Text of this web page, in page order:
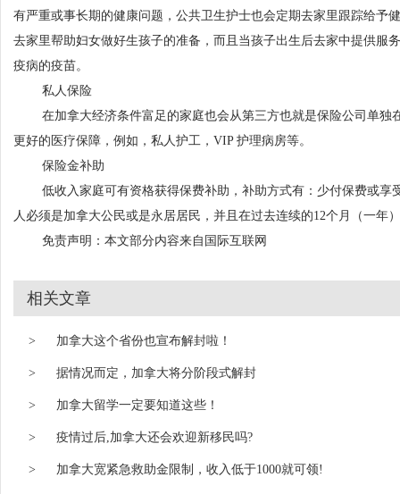
有严重或事长期的健康问题，公共卫生护士也会定期去家里跟踪给予
去家里帮助妇女做好生孩子的准备，而且当孩子出生后去家中提供服
疫病的疫苗。
私人保险
在加拿大经济条件富足的家庭也会从第三方也就是保险公司单独
更好的医疗保障，例如，私人护工，VIP 护理病房等。
保险金补助
低收入家庭可有资格获得保费补助，补助方式有：少付保费或享
人必须是加拿大公民或是永居居民，并且在过去连续的12个月（一年
免责声明：本文部分内容来自国际互联网
相关文章
> 加拿大这个省份也宣布解封啦！
> 据情况而定，加拿大将分阶段式解封
> 加拿大留学一定要知道这些！
> 疫情过后,加拿大还会欢迎新移民吗?
> 加拿大宽紧急救助金限制，收入低于1000就可领!